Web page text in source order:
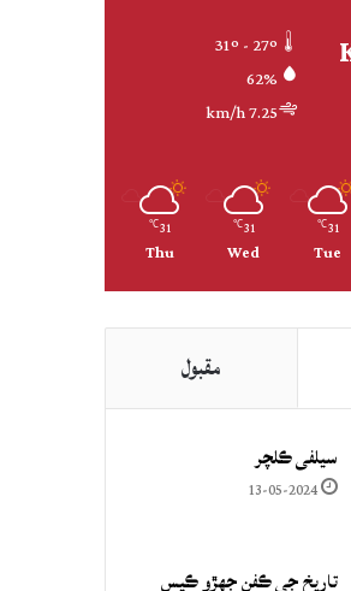
62%
7.25 km/h
31
℃
Tue
31
℃
Wed
31
℃
Thu
مقبول
سيلفي ڪلچر
13-05-2024
تاريخ جي ڪفن جھڙو ڪيس